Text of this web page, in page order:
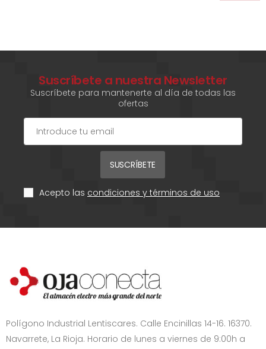
Suscríbete a nuestra Newsletter
Suscríbete para mantenerte al día de todas las
ofertas
SUSCRÍBETE
Acepto las condiciones y términos de uso
Polígono Industrial Lentiscares. Calle Encinillas 14-16. 16370.
Navarrete, La Rioja. Horario de lunes a viernes de 9:00h a